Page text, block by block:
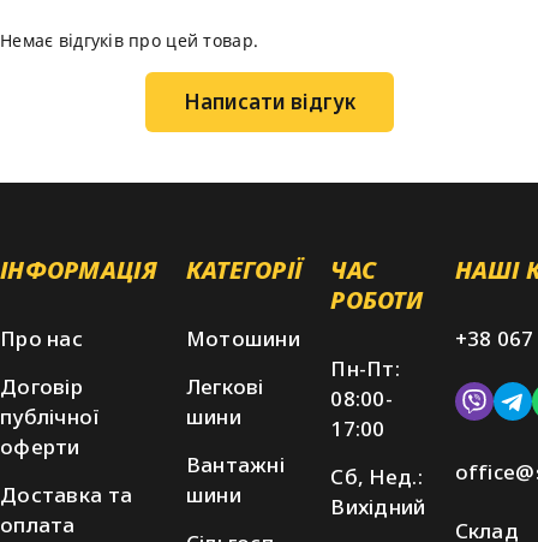
Немає відгуків про цей товар.
Написати відгук
ІНФОРМАЦІЯ
Про нас
Договір
публічної
оферти
Доставка та
оплата
КАТЕГОРІЇ
Мотошини
Легкові
шини
Вантажні
шини
ЧАС
РОБОТИ
Пн-Пт:
08:00-
17:00
Сб, Нед.:
Вихідний
НАШІ
+38
Склад